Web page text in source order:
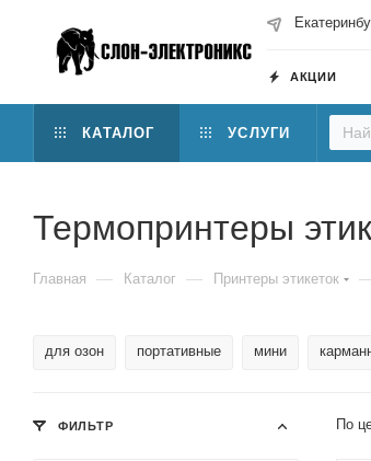
АКЦИИ
КАТАЛОГ УСЛУГИ
Термопринтеры
Главная — Каталог — Принтеры этикеток
для озон портативные мини
По
ФИЛЬТР